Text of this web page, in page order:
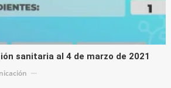
sanitaria al 4 de marzo de 2021